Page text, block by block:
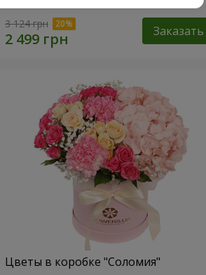
3 124 грн Заказать
Цветы в коробке "Соломия"